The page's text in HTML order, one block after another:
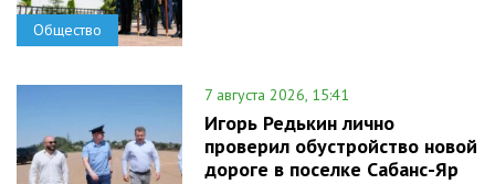
Общество
7 августа 2026, 15:41
Игорь Редькин лично
проверил обустройство новой
дороге в поселке Сабанс-Яр